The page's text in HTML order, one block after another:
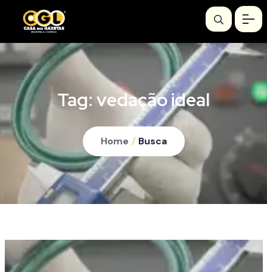
Tag:vedação ideal
Home / Busca